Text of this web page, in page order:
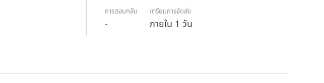
การตอบกลับ
-
เตรียมการจัดส่ง
ภายใน 1 วัน